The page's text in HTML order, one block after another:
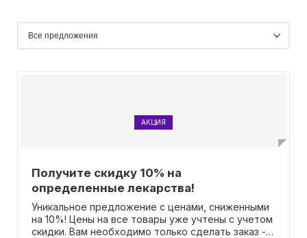
АКЦИЯ
Получите скидку 10% на
определенные лекарства!
Уникальное предложение с ценами, сниженными
на 10%! Цены на все товары уже учтены с учетом
скидки. Вам необходимо только сделать заказ - и